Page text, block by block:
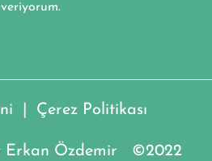
veriyorum.
Çerez Politikası
Erkan Özdemir ©2022